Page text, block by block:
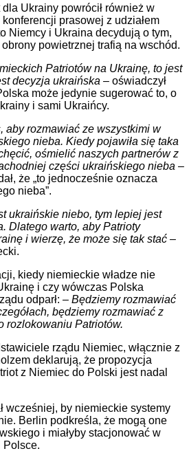
Ukrainy powrócił również w
prasowej z udziałem
Niemcy i Ukraina decydują o tym,
powietrznej trafią na wschód.
Patriotów na Ukrainę, to jest
decyzja ukraińska – oświadczył
może jedynie sugerować to, o
i sami Ukraińcy.
aby rozmawiać ze wszystkimi w
nieba. Kiedy pojawiła się taka
ośmielić naszych partnerów z
części ukraińskiego nieba –
że „to jednocześnie oznacza
nieba”.
ukraińskie niebo, tym lepiej jest
Dlatego warto, aby Patrioty
i wierzę, że może się tak stać –
kiedy niemieckie władze nie
i czy wówczas Polska
odparł: – Będziemy rozmawiać
będziemy rozmawiać z
rozlokowaniu Patriotów.
rządu Niemiec, włącznie z
deklarują, że propozycja
z Niemiec do Polski jest nadal
wcześniej, by niemieckie systemy
Berlin podkreśla, że mogą one
i miałyby stacjonować w
Polsce.